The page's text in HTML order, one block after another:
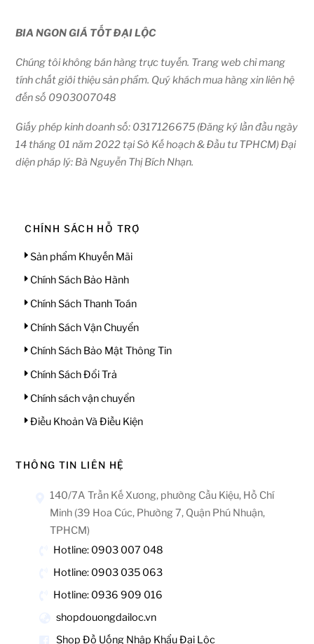
BIA NGON GIÁ TỐT ĐẠI LỘC
Chúng tôi không bán hàng trực tuyến. Trang web chỉ mang
tính chất giới thiệu sản phẩm. Quý khách mua hàng xin liên hệ
đến số 0903007048
Giấy phép kinh doanh số: 0317126675 (Đăng ký lần đầu ngày
14 tháng 01 năm 2022 tại Sở Kế hoạch & Đầu tư TPHCM) Đại
diện pháp lý: Bà Nguyễn Thị Bích Nhạn.
CHÍNH SÁCH HỖ TRỢ
Sản phẩm Khuyến Mãi
Chính Sách Bảo Hành
Chính Sách Thanh Toán
Chính Sách Vận Chuyển
Chính Sách Bảo Mật Thông Tin
Chính Sách Đổi Trả
Chính sách vận chuyển
Điều Khoản Và Điều Kiện
THÔNG TIN LIÊN HỆ
140/7A Trần Kế Xương, phường Cầu Kiệu, Hồ Chí
Minh (39 Hoa Cúc, Phường 7, Quận Phú Nhuận,
TPHCM)
Hotline: 0903 007 048
Hotline: 0903 035 063
Hotline: 0936 909 016
shopdouongdailoc.vn
Shop Đồ Uống Nhập Khẩu Đại Lộc